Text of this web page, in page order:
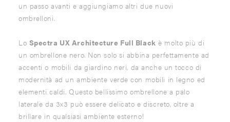
un passo avanti e aggiungiamo altri due nuovi
ombrelloni.
Lo Spectra UX Architecture Full Black è molto più di
un ombrellone nero. Non solo si abbina perfettamente ad
accenti o mobili da giardino neri, da anche un tocco di
modernità ad un ambiente verde con mobili in legno ed
elementi caldi. Questo bellissimo ombrellone a palo
laterale da 3x3 può essere delicato e discreto, oltre a
brillare in qualsiasi ambiente esterno!